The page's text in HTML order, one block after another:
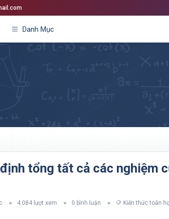
Danh Mục
tổng tất cả các nghiệm
4.084 lượt xem 0 bình luận Kiến thức toán